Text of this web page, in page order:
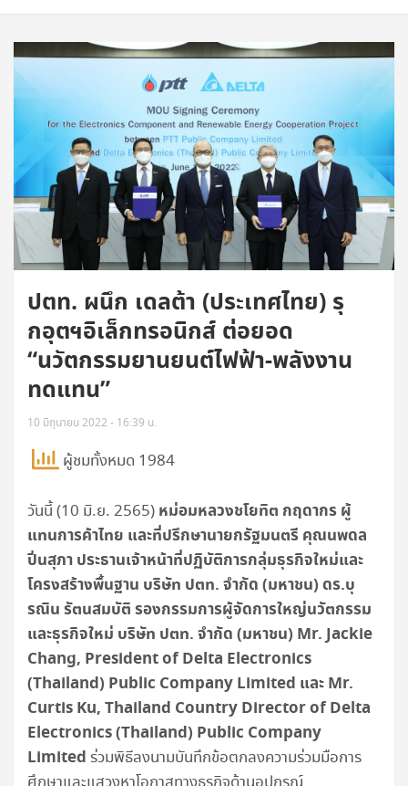
ปตท. ผนึก เดลต้า (ประเทศไทย) รุ
กอุตฯอิเล็กทรอนิกส์ ต่อยอด
“นวัตกรรมยานยนต์ไฟฟ้า-พลังงาน
ทดแทน”
10 มิถุนายน 2022 - 16:39 น.
ผู้ชมทั้งหมด 1984
วันนี้ (10 มิ.ย. 2565) หม่อมหลวงชโยทิต กฤดากร ผู้
แทนการค้าไทย และที่ปรึกษานายกรัฐมนตรี คุณนพดล
ปิ่นสุภา ประธานเจ้าหน้าที่ปฏิบัติการกลุ่มธุรกิจใหม่และ
โครงสร้างพื้นฐาน บริษัท ปตท. จำกัด (มหาชน) ดร.บุ
รณิน รัตนสมบัติ รองกรรมการผู้จัดการใหญ่นวัตกรรม
และธุรกิจใหม่ บริษัท ปตท. จำกัด (มหาชน) Mr. Jackie
Chang, President of Delta Electronics
(Thailand) Public Company Limited และ Mr.
Curtis Ku, Thailand Country Director of Delta
Electronics (Thailand) Public Company
Limited ร่วมพิธีลงนามบันทึกข้อตกลงความร่วมมือการ